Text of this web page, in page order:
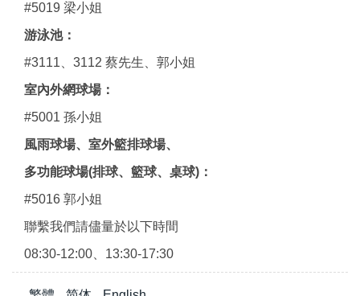
#5019 梁小姐
游泳池：
#3111、3112 蔡先生、郭小姐
室內外網球場：
#5001 孫小姐
風雨球場、室外籃排球場、
多功能球場(排球、籃球、桌球)：
#5016 郭小姐
聯繫我們請儘量於以下時間
08:30-12:00、13:30-17:30